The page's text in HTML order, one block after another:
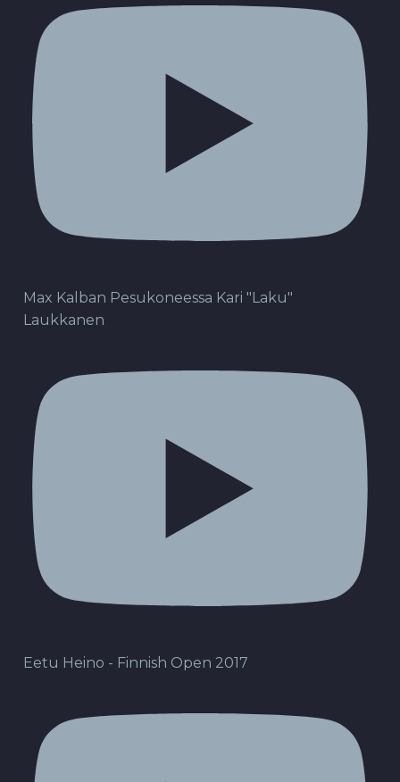
Max Kalban Pesukoneessa Kari "Laku"
Laukkanen
Eetu Heino - Finnish Open 2017